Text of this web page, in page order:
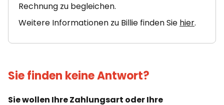
Rechnung zu begleichen.
Weitere Informationen zu Billie finden Sie hier.
Sie finden keine Antwort?
Sie wollen Ihre Zahlungsart oder Ihre